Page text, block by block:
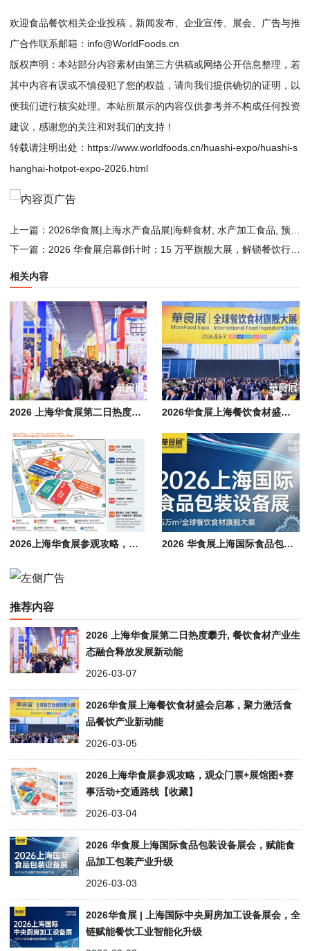
欢迎食品餐饮相关企业投稿，新闻发布、企业宣传、展会、广告与推
广合作联系邮箱：info@WorldFoods.cn
版权声明：本站部分内容素材由第三方供稿或网络公开信息整理，若
其中内容有误或不慎侵犯了您的权益，请向我们提供确切的证明，以
便我们进行核实处理。本站所展示的内容仅供参考并不构成任何投资
建议，感谢您的关注和对我们的支持！
转载请注明出处： https://www.worldfoods.cn/huashi-expo/huashi-s
hanghai-hotpot-expo-2026.html
上一篇： 2026华食展|上海水产食品展|海鲜食材, 水产加工食品, 预制菜, 调理食品行业盛宴
下一篇： 2026 华食展启幕倒计时：15 万平旗舰大展，解锁餐饮行业增长新机遇
相关内容
2026 上海华食展第二日热度攀升, 餐饮食材产业生态融合释放发展新动能 2026华食展上海餐饮食材盛会启幕，聚力激活食品餐饮产业新动能
2026上海华食展参观攻略，观众门票+展馆图+赛事活动+交通路线【收藏】 2026 华食展上海国际食品包装设备展会，赋能食品加工包装产业升级
推荐内容
2026 上海华食展第二日热度攀升, 餐饮食材产业生
态融合释放发展新动能
2026-03-07
2026华食展上海餐饮食材盛会启幕，聚力激活食
品餐饮产业新动能
2026-03-05
2026上海华食展参观攻略，观众门票+展馆图+赛
事活动+交通路线【收藏】
2026-03-04
2026 华食展上海国际食品包装设备展会，赋能食
品加工包装产业升级
2026-03-03
2026华食展 | 上海国际中央厨房加工设备展会，全
链赋能餐饮工业智能化升级